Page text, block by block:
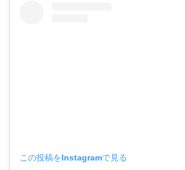
この投稿をInstagramで見る